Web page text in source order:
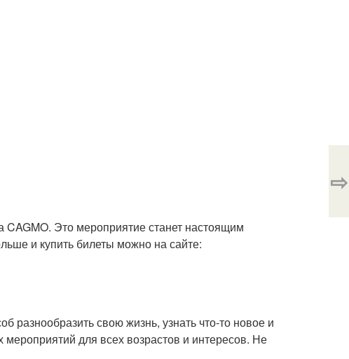
CAGMO. Это мероприятие станет настоящим
и купить билеты можно на сайте:
разнообразить свою жизнь, узнать что-то новое и
для всех возрастов и интересов. Не
⇨